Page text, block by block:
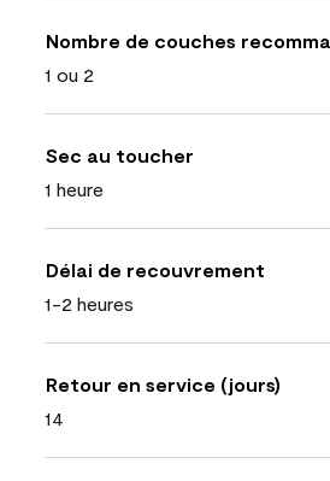
Nombre de couches
1 ou 2
Sec au toucher
1 heure
Délai de recouvrement
1-2 heures
Retour en service (jours)
14